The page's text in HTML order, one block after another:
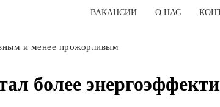
ВАКАНCИИ О НАС
и менее прожорливым
более